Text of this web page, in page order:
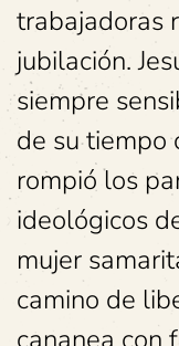
trabajadoras
jubilación.
siempre
de su tiempo
rompió los
ideológicos
mujer
camino de